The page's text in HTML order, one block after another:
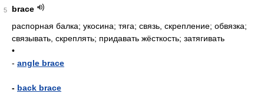
5
brace
распорная балка; укосина; тяга; связь, скрепление; обвязка;
связывать, скреплять; придавать жёсткость; затягивать
•
- angle brace
- back brace